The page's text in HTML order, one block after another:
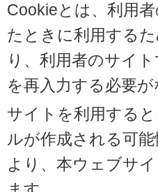
Cookieとは、利用
たときに利用する
り、利用者のサイ
を再入力する必要が
サイトを利用する
ルが作成される可
より、本ウェブサ